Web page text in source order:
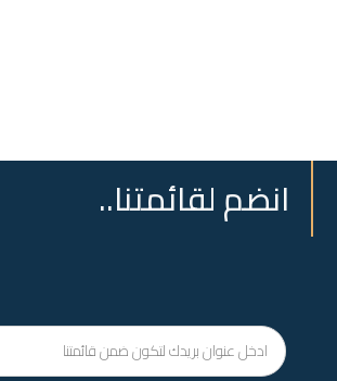
انضم لقائمتنا..